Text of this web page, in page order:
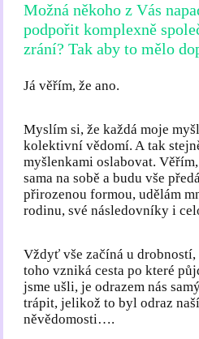
Možná někoho z Vás
podpořit komplexně
zrání? Tak aby to mělo
Já věřím, že ano.
Myslím si, že každá moje
kolektivní vědomí. A tak
myšlenkami oslabovat.
sama na sobě a budu vše
přirozenou formou, udělám
rodinu, své následovníky i
Vždyť vše začíná u
toho vzniká cesta po které
jsme ušli, je odrazem nás
trápit, jelikož to byl odraz
něvědomosti….